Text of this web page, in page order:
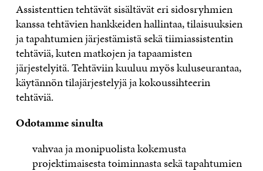
Assistenttien tehtävät sisältävät eri sidosryhmien
kanssa tehtävien hankkeiden hallintaa, tilaisuuksien
ja tapahtumien järjestämistä sekä tiimiassistentin
tehtäviä, kuten matkojen ja tapaamisten
järjestelyitä. Tehtäviin kuuluu myös kuluseurantaa,
käytännön tilajärjestelyjä ja kokoussihteerin
tehtäviä.
Odotamme sinulta
vahvaa ja monipuolista kokemusta
projektimaisesta toiminnasta sekä tapahtumien